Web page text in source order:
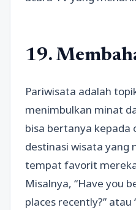
19.
Pariwisata adalah
menimbulkan minat
bisa bertanya kepada
destinasi wisata yang
tempat favorit
Misalnya, “Have you
places recently?” atau